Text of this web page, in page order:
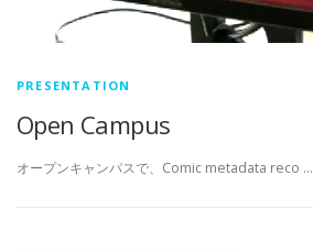
PRESENTATION
Open Campus
オープンキャンパスで、Comic metadata reco …